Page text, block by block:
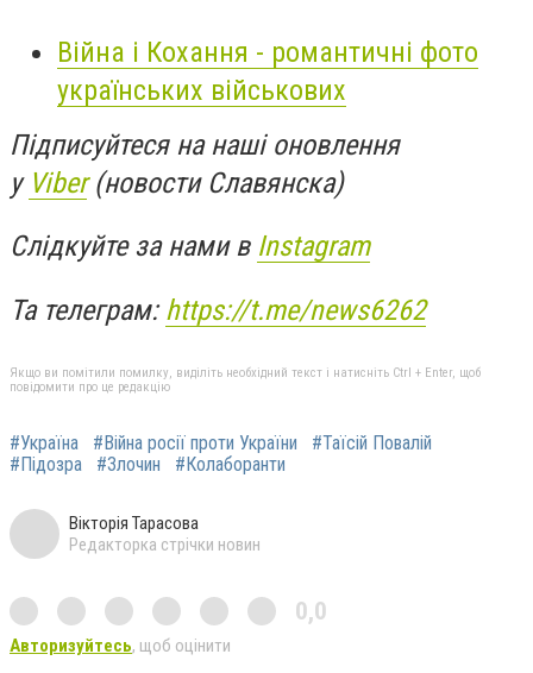
Війна і Кохання - романтичні фото
українських військових
Підписуйтеся на наші оновлення
у Viber(новости Славянска)
Слідкуйте за нами в Instagram
Та телеграм:https://t.me/news6262
Якщо ви помітили помилку, виділіть необхідний текст і натисніть Ctrl + Enter, щоб
повідомити про це редакцію
#Україна #Війна росії проти України
#Таїсій Повалій
#Підозра
#Злочин #Колаборанти
Вікторія Тарасова
Редакторка стрічки новин
0,0
Авторизуйтесь, щоб оцінити